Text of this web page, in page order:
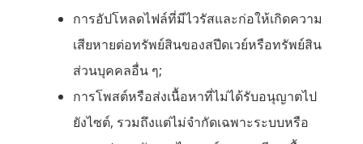
การอัปโหลดไฟล์ที่มีไวรัสและก่อให้เกิดความ
เสียหายต่อทรัพย์สินของสปีดเวย์หรือทรัพย์สิน
ส่วนบุคคลอื่น ๆ;
การโพสต์หรือส่งเนื้อหาที่ไม่ได้รับอนุญาตไป
ยังไซต์, รวมถึงแต่ไม่จำกัดเฉพาะระบบหรือ